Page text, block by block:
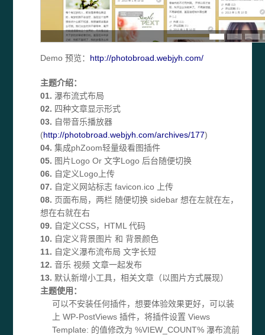
Demo 预览： http://photobroad.webjyh.com/
主题介绍：
01. 瀑布流式布局
02. 四种文章显示形式
03. 自带音乐播放器
(http://photobroad.webjyh.com/archives/177)
04.集成phZoom轻量级看图插件
05. 图片Logo Or 文字Logo 后台随便切换
06. 自定义Logo上传
07. 自定义网站标志 favicon.ico 上传
08. 页面布局，两栏 随便切换 sidebar 想在左就在左，
想在右就在右
09. 自定义CSS，HTML 代码
10. 自定义背景图片 和 背景颜色
11. 自定义瀑布流布局 文字长短
12.音乐 视频 文章一起发布
13. 默认新增小工具，相关文章（以图片方式展现）
主题使用：
可以不安装任何插件，想要体验效果更好，可以装
上 WP-PostViews 插件，将插件设置 Views
Template: 的值修改为 %VIEW_COUNT% 瀑布流前